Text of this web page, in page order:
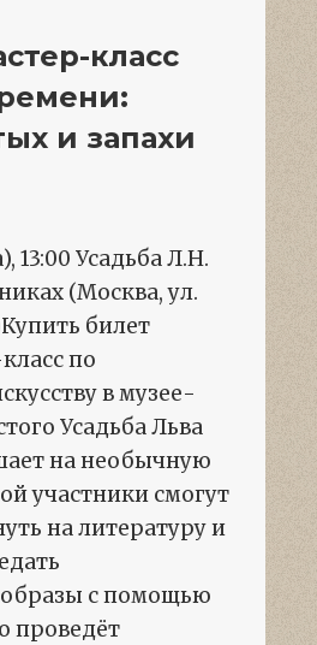
класс
и запахи
13:00 Усадьба Л.Н.
(Москва, ул.
билет
по
в музее-
Усадьба Льва
на необычную
участники смогут
на литературу и
с помощью
проведёт